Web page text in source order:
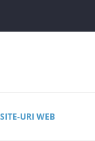
URI WEB